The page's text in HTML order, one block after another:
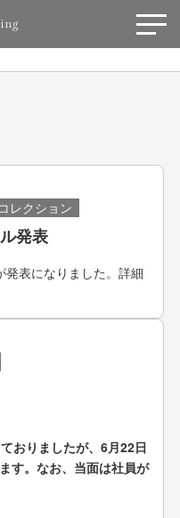
レクション
発表
表になりました。詳細
おりましたが、6月22日
す。なお、当面は社員が